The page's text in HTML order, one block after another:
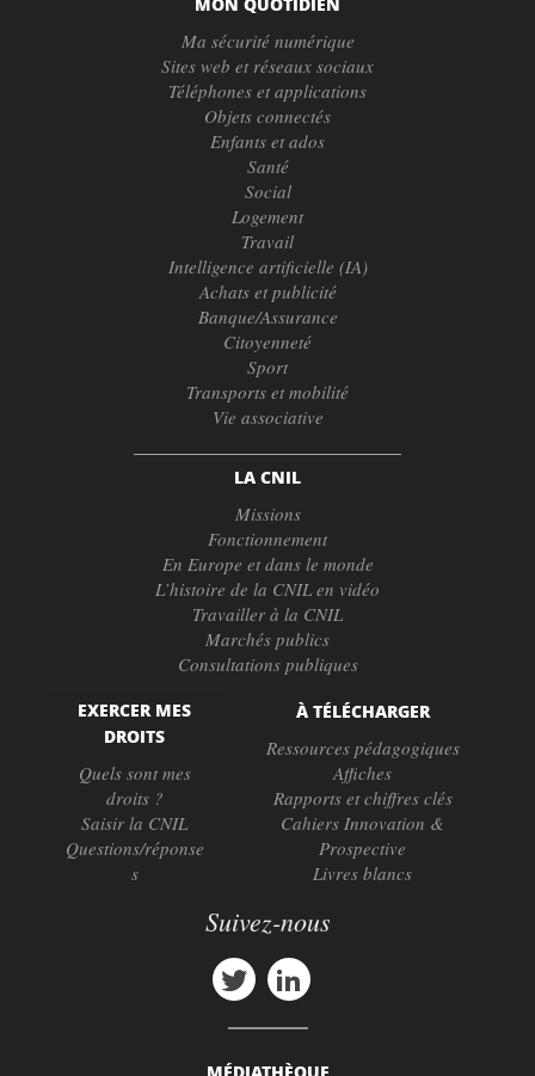
Ma sécurité numérique
Sites web et réseaux sociaux
Téléphones et applications
Objets connectés
Enfants et ados
Santé
Social
Logement
Travail
Intelligence artificielle (IA)
Achats et publicité
Banque/Assurance
Citoyenneté
Sport
Transports et mobilité
Vie associative
LA CNIL
Missions
Fonctionnement
En Europe et dans le monde
L’histoire de la CNIL en vidéo
Travailler à la CNIL
Marchés publics
Consultations publiques
EXERCER MES
DROITS
Quels sont mes
droits ?
Saisir la CNIL
Questions/réponse
s
À TÉLÉCHARGER
Ressources pédagogiques
Affiches
Rapports et chiffres clés
Cahiers Innovation &
Prospective
Livres blancs
Suivez-nous
MÉDIATHÈQUE